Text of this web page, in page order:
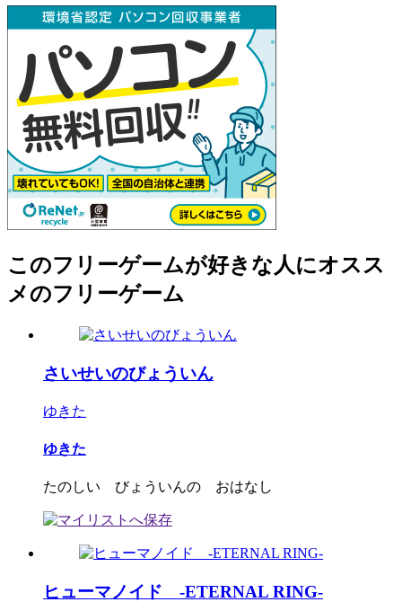
このフリーゲームが好きな人にオスス
メのフリーゲーム
さいせいのびょういん
ゆきた
ゆきた
たのしい びょういんの おはなし
ヒューマノイド -ETERNAL RING-